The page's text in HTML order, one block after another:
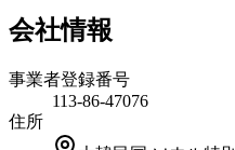
会社情報
事業者登録番号
113-86-47076
住所